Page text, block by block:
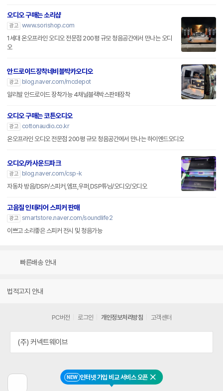
NEW 인터넷 가입 비교 서비스 오픈 닫기
오디오 구매는 소리샵
광고 www.sorishop.com
1세대 온오프라인 오디오 전문점 200평 규모 청음공간에서 만나는 오디
오
안드로이드장착네비블박카오디오
광고
blog.naver.com/mcdepot
알리발 안드로이드 장착가능 4채널블랙박스판매장착
오디오 구매는 코튼오디오
광고
cottonaudio.co.kr
온오프라인 오디오 전문점 200평 규모 청음공간에서 만나는 하이엔드오디오
오디오/카사운드파크
광고
blog.naver.com/csp-k
자동차 방음/DSP/스피커,엠프,우퍼,DSP튜닝/오디오/오디오
고음질 인테리어 스피커 판매
광고 smartstore.naver.com/soundlife2
이쁘고 소리좋은 스피커 전시 및 청음가능
빠른배송 안내
법적고지 안내
PC버전 로그인 개인정보처리방침 고객센터
(주) 커넥트웨이브